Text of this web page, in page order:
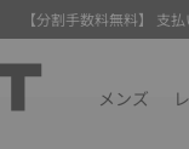
【分割手数料無料】 支
メンズ